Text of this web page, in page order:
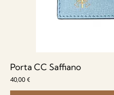
Porta CC Saffiano
Prezzo
40,00 €